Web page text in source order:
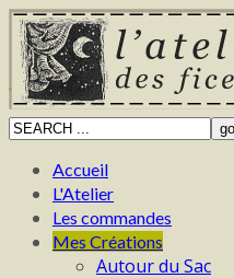
Accueil
L'Atelier
Les commandes
Mes Créations
Autour du Sac